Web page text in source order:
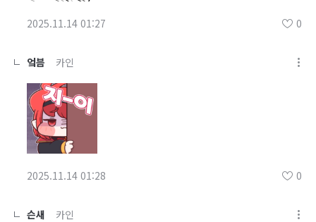
2025.11.14 01:27 0
엌븜 카인
2025.11.14 01:28 0
슨새 카인